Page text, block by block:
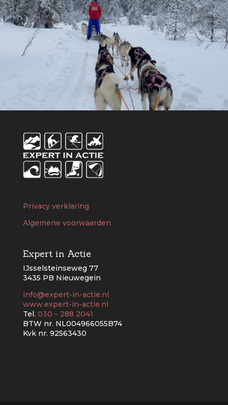
Privacy verklaring
Algemene voorwaarden
Expert in Actie
IJsselsteinseweg 77
3435 PB Nieuwegein
info@expert-in-actie.nl
www.expert-in-actie.nl
Tel. 030 – 288 2041
BTW nr. NL004966055B74
Kvk nr. 92563430